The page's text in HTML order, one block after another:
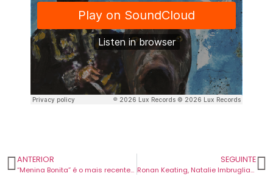
ANTERIOR
“Menina Bonita” é o mais recente single dos Baby Suicida.
SEGUINTE
Ronan Keating, Natalie Imbruglia e Eagle-Eye Cherry são os cabeças-de-cartaz do Douro & Porto Wine Festival.